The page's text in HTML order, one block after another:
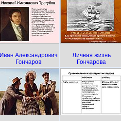
Иван Александрович
Гончаров
Личная жизнь
Гончарова